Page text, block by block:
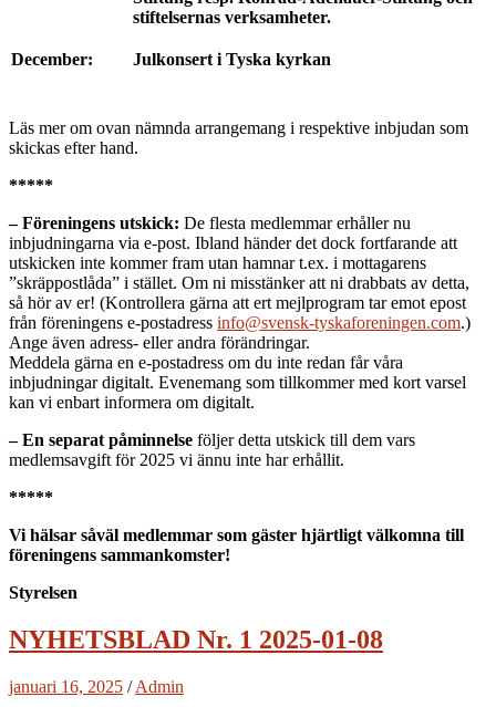
stiftelsernas verksamheter.
December: Julkonsert i Tyska kyrkan
Läs mer om ovan nämnda arrangemang i respektive inbjudan som
skickas efter hand.
*****
– Föreningens utskick: De flesta medlemmar erhåller nu
inbjudningarna via e-post. Ibland händer det dock fortfarande att
utskicken inte kommer fram utan hamnar t.ex. i mottagarens
”skräppostlåda” i stället. Om ni misstänker att ni drabbats av detta,
så hör av er! (Kontrollera gärna att ert mejlprogram tar emot epost
från föreningens e-postadress info@svensk-tyskaforeningen.com.)
Ange även adress- eller andra förändringar.
Meddela gärna en e-postadress om du inte redan får våra
inbjudningar digitalt. Evenemang som tillkommer med kort varsel
kan vi enbart informera om digitalt.
– En separat påminnelse följer detta utskick till dem vars
medlemsavgift för 2025 vi ännu inte har erhållit.
*****
Vi hälsar såväl medlemmar som gäster hjärtligt välkomna till
föreningens sammankomster!
Styrelsen
NYHETSBLAD Nr. 1 2025-01-08
januari 16, 2025 /Admin